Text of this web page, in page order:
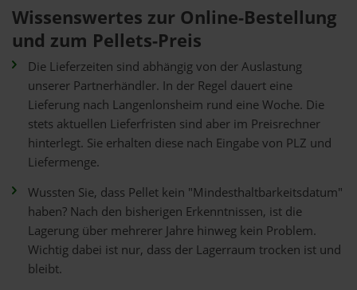
Wissenswertes zur Online-Bestellung
und zum Pellets-Preis
Die Lieferzeiten sind abhängig von der Auslastung
unserer Partnerhändler. In der Regel dauert eine
Lieferung nach Langenlonsheim rund eine Woche. Die
stets aktuellen Lieferfristen sind aber im Preisrechner
hinterlegt. Sie erhalten diese nach Eingabe von PLZ und
Liefermenge.
Wussten Sie, dass Pellet kein "Mindesthaltbarkeitsdatum"
haben? Nach den bisherigen Erkenntnissen, ist die
Lagerung über mehrerer Jahre hinweg kein Problem.
Wichtig dabei ist nur, dass der Lagerraum trocken ist und
bleibt.